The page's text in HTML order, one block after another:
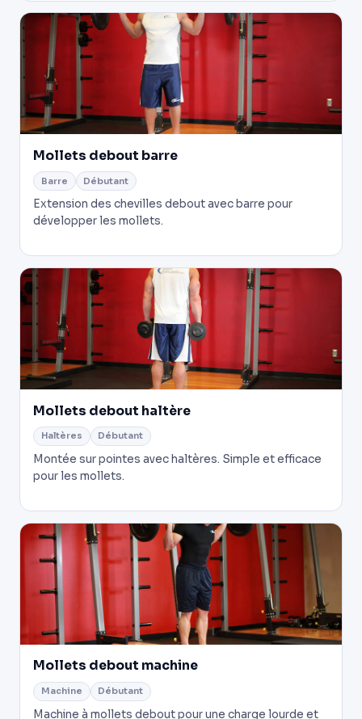
Mollets debout barre
Barre Débutant
Extension des chevilles debout avec barre pour
développer les mollets.
Mollets debout haltère
Haltères Débutant
Montée sur pointes avec haltères. Simple et efficace
pour les mollets.
Mollets debout machine
Machine Débutant
Machine à mollets debout pour une charge lourde et